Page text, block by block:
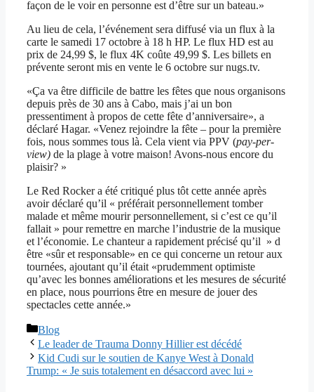
façon de le voir en personne est d’être sur un bateau.»
Au lieu de cela, l’événement sera diffusé via un flux à la
carte le samedi 17 octobre à 18 h HP. Le flux HD est au
prix de 24,99 $, le flux 4K coûte 49,99 $. Les billets en
prévente seront mis en vente le 6 octobre sur nugs.tv.
«Ça va être difficile de battre les fêtes que nous organisons
depuis près de 30 ans à Cabo, mais j’ai un bon
pressentiment à propos de cette fête d’anniversaire», a
déclaré Hagar. «Venez rejoindre la fête – pour la première
fois, nous sommes tous là. Cela vient via PPV (pay-per-
view) de la plage à votre maison! Avons-nous encore du
plaisir? »
Le Red Rocker a été critiqué plus tôt cette année après
avoir déclaré qu’il « préférait personnellement tomber
malade et même mourir personnellement, si c’est ce qu’il
fallait » pour remettre en marche l’industrie de la musique
et l’économie. Le chanteur a rapidement précisé qu’il » d
être «sûr et responsable» en ce qui concerne un retour aux
tournées, ajoutant qu’il était «prudemment optimiste
qu’avec les bonnes améliorations et les mesures de sécurité
en place, nous pourrions être en mesure de jouer des
spectacles cette année.»
Catégories
Blog
Le leader de Trauma Donny Hillier est décédé
Kid Cudi sur le soutien de Kanye West à Donald
Trump: « Je suis totalement en désaccord avec lui »